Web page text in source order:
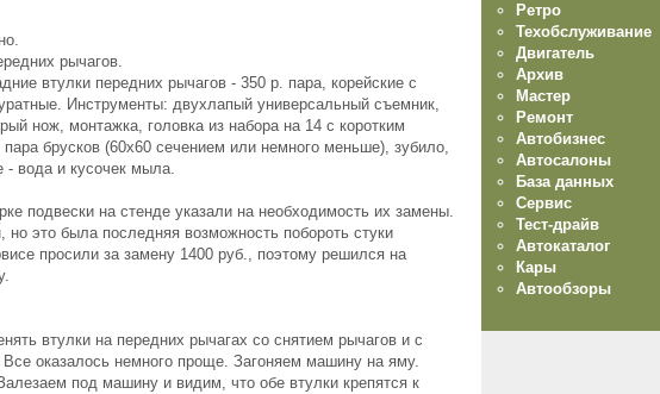
рычагов.
втулки передних рычагов - 350 р. пара, корейские с
Инструменты: двухлапый универсальный съемник,
нож, монтажка, головка из набора на 14 с коротким
брусков (60х60 сечением или немного меньше), зубило,
- вода и кусочек мыла.
подвески на стенде указали на необходимость их замены.
это была последняя возможность побороть стуки
просили за замену 1400 руб., поэтому решился на
втулки на передних рычагах со снятием рычагов и с
оказалось немного проще. Загоняем машину на яму.
под машину и видим, что обе втулки крепятся к
Ретро
Техобслуживание
Двигатель
Архив
Мастер
Ремонт
Автобизнес
Автосалоны
База данных
Сервис
Тест-драйв
Автокаталог
Кары
Автообзоры